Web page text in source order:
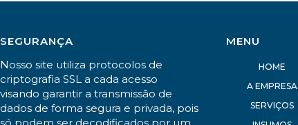
SEGURANÇA
Nosso site utiliza protocolos de
criptografia SSL a cada acesso
visando garantir a transmissão de
dados de forma segura e privada, pois
MENU
HOME
A EMPRESA
SERVIÇOS